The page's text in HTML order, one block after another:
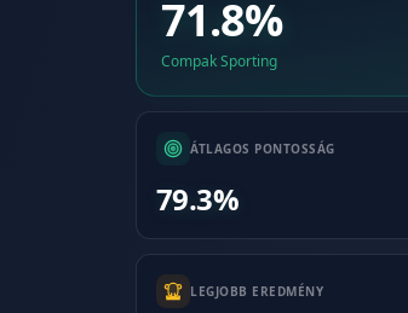
71.8%
Compak Sporting
ÁTLAGOS PONTOSSÁG
79.3%
LEGJOBB EREDMÉNY